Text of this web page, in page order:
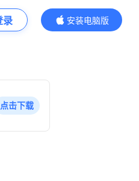
录
安装电脑版
内容更精彩
点击下载